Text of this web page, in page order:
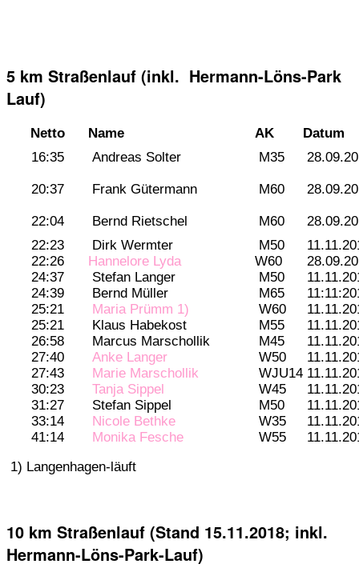
5 km Straßenlauf (inkl. Hermann-Löns-Park
Lauf)
Netto Name AK
Datum
16:35
Andreas Solter M35
20:37 Frank Gütermann M60
22:04 Bernd Rietschel M60
22:23
Dirk Wermter M50
22:26
Hannelore Lyda W60
24:37
Stefan Langer M50
24:39
Bernd Müller M65
25:21
Maria Prümm 1) W60
25:21
Klaus Habekost M55
26:58
Marcus Marschollik M45
27:40
Anke Langer W50
27:43
Marie Marschollik WJU14
30:23
Tanja Sippel W45
31:27
Stefan Sippel M50
33:14
Nicole Bethke W35
41:14
Monika Fesche W55
1) Langenhagen-läuft
10 km Straßenlauf (Stand 15.11.2018; inkl.
Hermann-Löns-Park-Lauf)